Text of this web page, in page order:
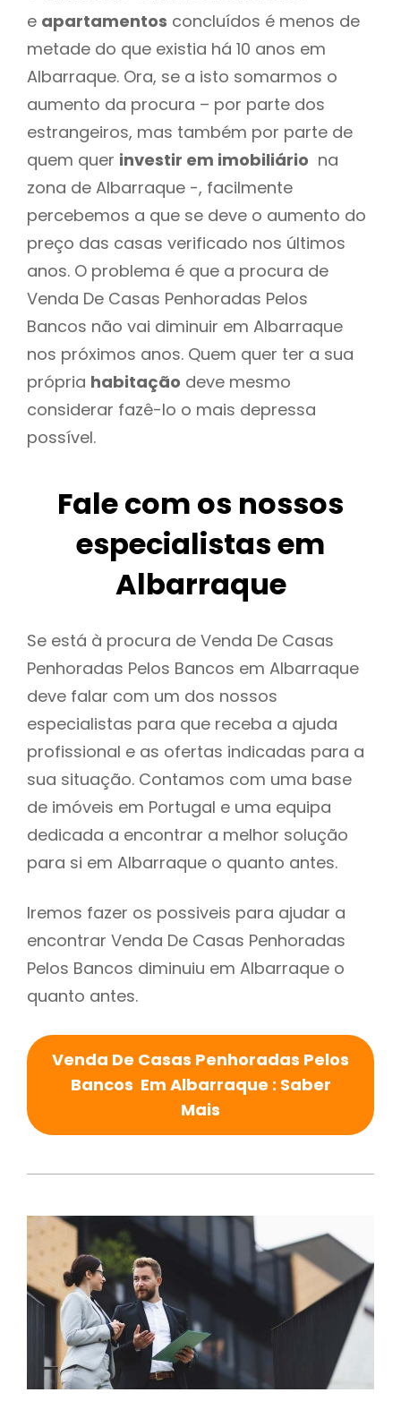
e apartamentos concluídos é menos de
metade do que existia há 10 anos em
Albarraque. Ora, se a isto somarmos o
aumento da procura – por parte dos
estrangeiros, mas também por parte de
quem quer investir em imobiliário na
zona de Albarraque -, facilmente
percebemos a que se deve o aumento do
preço das casas verificado nos últimos
anos. O problema é que a procura de
Venda De Casas Penhoradas Pelos
Bancos não vai diminuir em Albarraque
nos próximos anos. Quem quer ter a sua
própria habitação deve mesmo
considerar fazê-lo o mais depressa
possível.
Fale com os nossos
especialistas em
Albarraque
Se está à procura de Venda De Casas
Penhoradas Pelos Bancos em Albarraque
deve falar com um dos nossos
especialistas para que receba a ajuda
profissional e as ofertas indicadas para a
sua situação. Contamos com uma base
de imóveis em Portugal e uma equipa
dedicada a encontrar a melhor solução
para si em Albarraque o quanto antes.
Iremos fazer os possiveis para ajudar a
encontrar Venda De Casas Penhoradas
Pelos Bancos diminuiu em Albarraque o
quanto antes.
Venda De Casas Penhoradas Pelos
Bancos Em Albarraque : Saber
Mais